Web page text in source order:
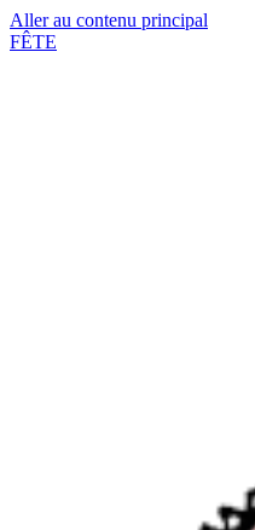
Aller au contenu principal
FÊTE